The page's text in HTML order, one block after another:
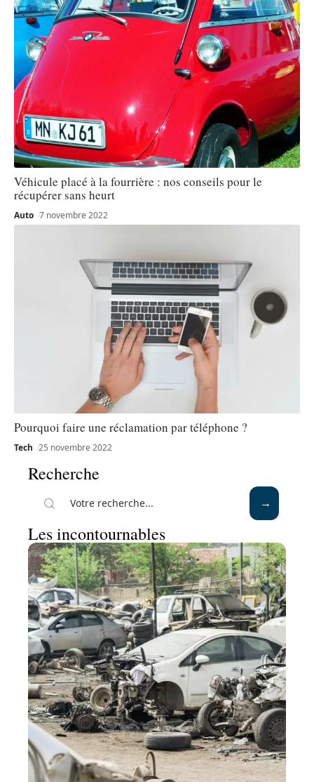
Véhicule placé à la fourrière : nos conseils pour le
récupérer sans heurt
Auto 7 novembre 2022
Pourquoi faire une réclamation par téléphone ?
Tech 25 novembre 2022
Recherche
Les incontournables